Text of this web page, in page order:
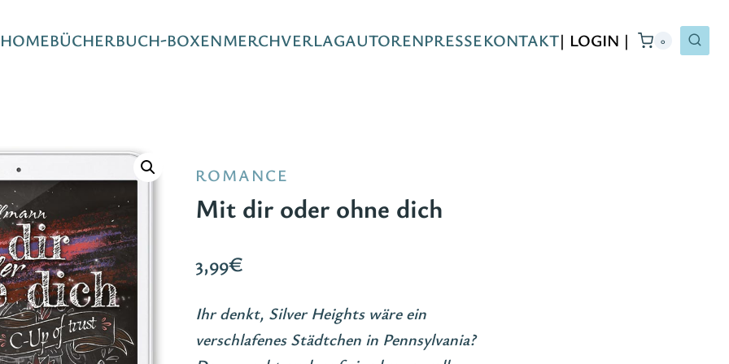
HOMEBÜCHERBUCH-BOXENMERCHVERLAGAUTORENPRESSEKONTAKT| LOGIN | 0
ROMANCE
Mit dir oder ohne dich
3,99€
Ihr denkt, Silver Heights wäre ein
verschlafenes Städtchen in Pennsylvania?